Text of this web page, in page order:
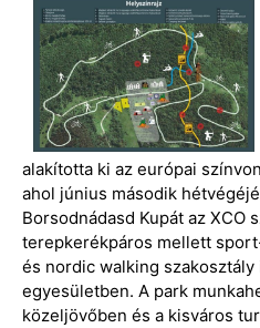
alakította ki az európai
ahol június második
Borsodnádasd Kupát az XCO
terepkerékpáros mellett
és nordic walking szakosztály
egyesületben. A park
közeljövőben és a kisváros